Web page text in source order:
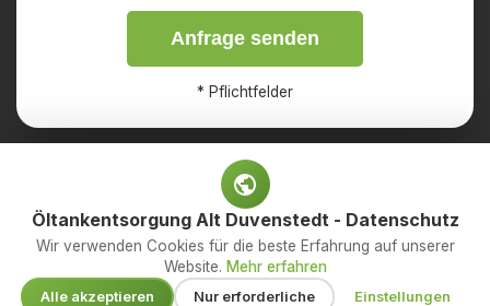
Anfrage senden
* Pflichtfelder
ImpressumDatenschutz
© 2026 OED Services GmbH – Ihr Fachbetrieb für
Öltankentsorgung. Alle Rechte vorbehalten.
Öltankentsorgung Alt Duvenstedt - Datenschutz
Wir verwenden Cookies für die beste Erfahrung auf unserer
Website. Mehr erfahren
Alle akzeptieren Nur erforderliche Einstellungen